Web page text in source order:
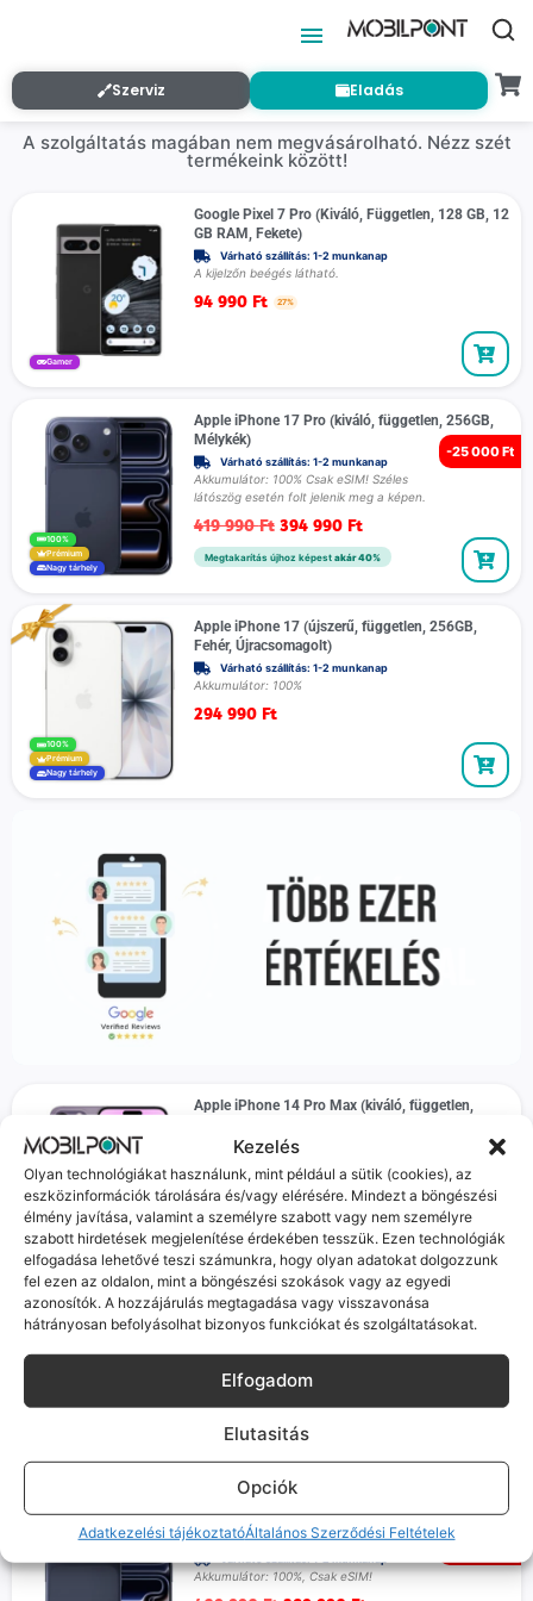
Kezelés
Olyan technológiákat használunk, mint például a sütik (cookies), az
eszközinformációk tárolására és/vagy elérésére. Mindezt a böngészési
élmény javítása, valamint a személyre szabott vagy nem személyre
szabott hirdetések megjelenítése érdekében tesszük. Ezen technológiák
elfogadása lehetővé teszi számunkra, hogy olyan adatokat dolgozzunk
fel ezen az oldalon, mint a böngészési szokások vagy az egyedi
azonosítók. A hozzájárulás megtagadása vagy visszavonása
hátrányosan befolyásolhat bizonyos funkciókat és szolgáltatásokat.
Elfogadom
Elutasitás
Opciók
Adatkezelési tájékoztatóÁltalános Szerződési Feltételek
Szerviz Eladás
A szolgáltatás magában nem megvásárolható. Nézz szét
termékeink között!
Gamer
Google Pixel 7 Pro (Kiváló, Független, 128 GB, 12
GB RAM, Fekete)
Várható szállítás: 1-2 munkanap
A kijelzőn beégés látható.
94 990 Ft 27%
-25 000 Ft
100%
Prémium
Nagy tárhely
Apple iPhone 17 Pro (kiváló, független, 256GB,
Mélykék)
Várható szállítás: 1-2 munkanap
Akkumulátor: 100% Csak eSIM! Széles
látószög esetén folt jelenik meg a képen.
419 990Ft 394 990 Ft
Megtakarítás újhoz képest akár 40%
100%
Prémium
Nagy tárhely
Apple iPhone 17 (újszerű, független, 256GB,
Fehér, Újracsomagolt)
Várható szállítás: 1-2 munkanap
Akkumulátor: 100%
294 990 Ft
100%
Prémium
Apple iPhone 14 Pro Max (kiváló, független,
Várható szállítás: 1-2 munkanap
közelségérzékelő nem működik.
199 990Ft
100%
Apple iPhone Xs Max (Kiváló, független, 64 GB, 4
GB RAM, Fekete)
Várható szállítás: 1-2 munkanap
Akkumulátor: 100%
Ft
Apple iPhone 17 Pro (jó, független, 256 GB, 12
GB RAM, Mélykék)
Akkumulátor: 100%, Csak eSIM!